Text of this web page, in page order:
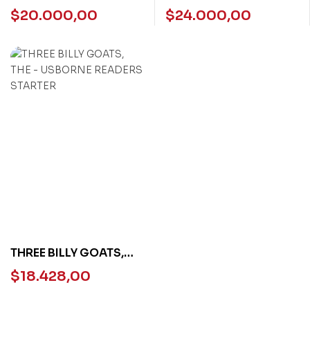
$20.000,00
GIGANTESCO? – N/ED –
TP NARANJA
$24.000,00
THREE BILLY GOATS,
THE – USBORNE
READERS STARTER
$18.428,00